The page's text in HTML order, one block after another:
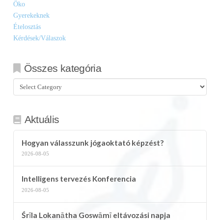
Öko
Gyerekeknek
Ételosztás
Kérdések/Válaszok
Összes kategória
Összes
kategória
Aktuális
Hogyan válasszunk jógaoktató képzést?
2026-08-05
Intelligens tervezés Konferencia
2026-08-05
Śrīla Lokanātha Goswāmī eltávozási napja